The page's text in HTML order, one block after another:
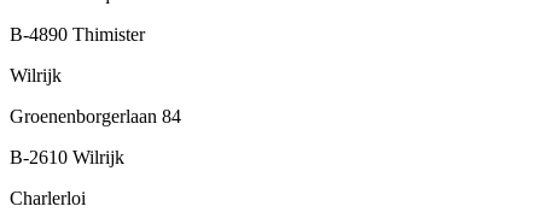
B-4890 Thimister
Wilrijk
Groenenborgerlaan 84
B-2610 Wilrijk
Charlerloi